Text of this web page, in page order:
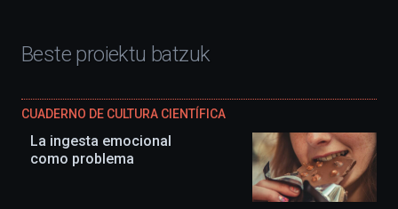
Beste proiektu batzuk
CUADERNO DE CULTURA CIENTÍFICA
La ingesta emocional
como problema